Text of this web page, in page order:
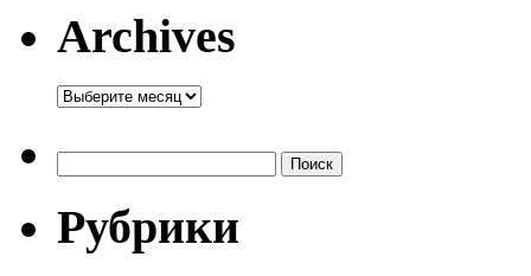
Archives
Archives
Рубрики